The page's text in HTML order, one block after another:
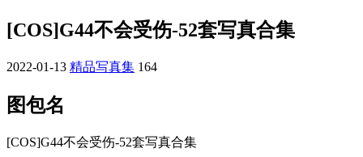
[COS]G44不会受伤-52套写真合集
2022-01-13 精品写真集 164
图包名
[COS]G44不会受伤-52套写真合集